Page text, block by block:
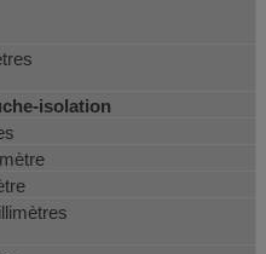
isolation